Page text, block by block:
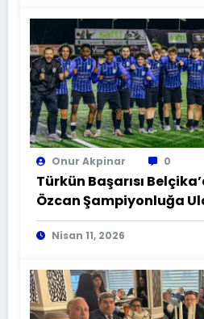
Onur Akpinar 0
Türkün Başarısı
Özcan Şampiyonluğa
Nisan 11, 2026